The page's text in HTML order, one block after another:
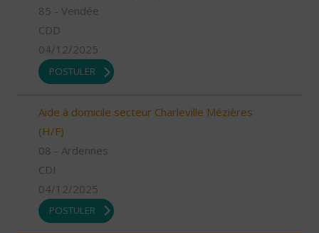
85 - Vendée
CDD
04/12/2025
POSTULER
Aide à domicile secteur Charleville Mézières
(H/F)
08 - Ardennes
CDI
04/12/2025
POSTULER